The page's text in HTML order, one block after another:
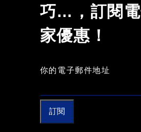
巧…，訂閱電
家優惠！
你的電子郵件地址
訂閱